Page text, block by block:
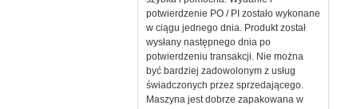
potwierdzenie PO / PI zostało wykonane
w ciągu jednego dnia. Produkt został
wysłany następnego dnia po
potwierdzeniu transakcji. Nie można
być bardziej zadowolonym z usług
świadczonych przez sprzedającego.
Maszyna jest dobrze zapakowana w